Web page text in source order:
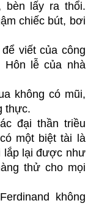
bèn lấy ra thổi.
chiếc bút, bơi
viết của công
Hôn lễ của nhà
không có mũi,
thực.
đại thần triều
một biệt tài là
lắp lại được như
thử cho mọi
không